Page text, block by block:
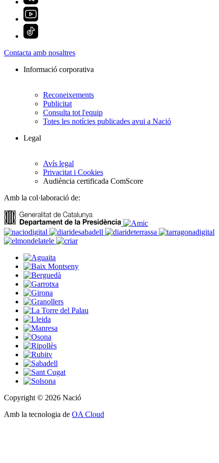
Contacta amb nosaltres
Informació corporativa
Reconeixements
Publicitat
Consulta tot l'equip
Totes les notícies publicades avui a Nació
Legal
Avís legal
Privacitat i Cookies
Audiència certificada ComScore
Amb la col·laboració de:
Copyright © 2026 Nació
Amb la tecnologia de OA Cloud